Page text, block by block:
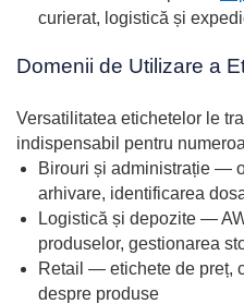
curierat, logistică și
Domenii de Utilizare a
Versatilitatea etichetelor le
indispensabil pentru
Birouri și administrație —
arhivare, identificarea
Logistică și depozite —
produselor, gestionarea
Retail — etichete de preț,
despre produse